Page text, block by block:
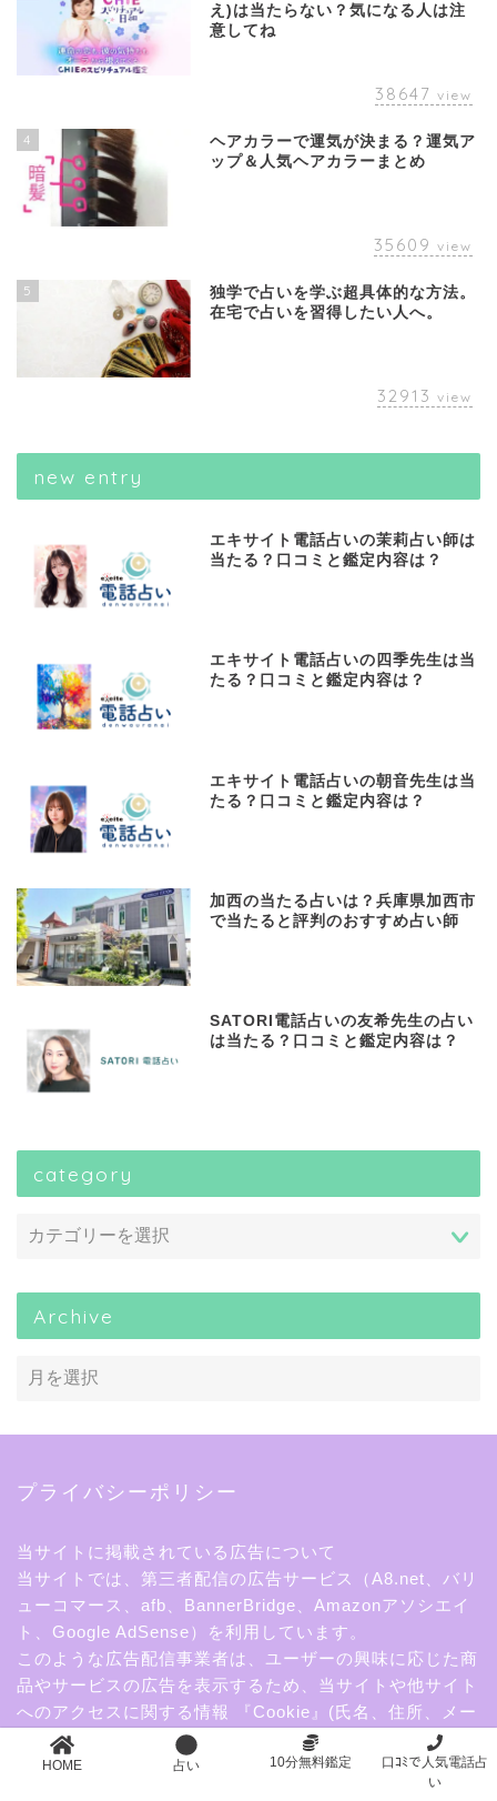
え)は当たらない？気になる人は注
意してね
38647 view
4
ヘアカラーで運気が決まる？運気ア
ップ＆人気ヘアカラーまとめ
35609 view
5
独学で占いを学ぶ超具体的な方法。
在宅で占いを習得したい人へ。
32913 view
new entry
エキサイト電話占いの茉莉占い師は
当たる？口コミと鑑定内容は？
エキサイト電話占いの四季先生は当
たる？口コミと鑑定内容は？
エキサイト電話占いの朝音先生は当
たる？口コミと鑑定内容は？
加西の当たる占いは？兵庫県加西市
で当たると評判のおすすめ占い師
SATORI電話占いの友希先生の占い
は当たる？口コミと鑑定内容は？
category
Archive
プライバシーポリシー
当サイトに掲載されている広告について
当サイトでは、第三者配信の広告サービス（A8.net、バリ
ューコマース、afb、BannerBridge、Amazonアソシエイ
ト、Google AdSense）を利用しています。
このような広告配信事業者は、ユーザーの興味に応じた商
品やサービスの広告を表示するため、当サイトや他サイト
へのアクセスに関する情報 『Cookie』(氏名、住所、メー
ル アドレス、電話番号は含まれません) を使用することが
あります。
HOME 占い 10分無料鑑定
口ｺﾐで人気電話占
い